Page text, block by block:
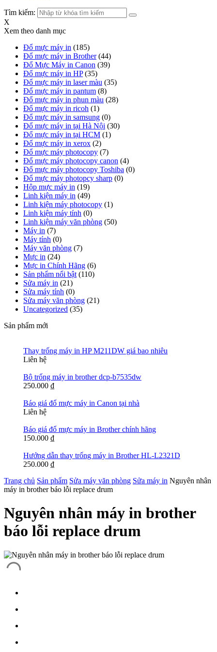
Tìm kiếm:
X
Xem theo danh mục
Đổ mực máy in (185)
Đổ mực máy in Brother (44)
Đổ Mực Máy in Canon (39)
Đổ mực máy in HP (35)
Đổ mực máy in laser màu (35)
Đổ mực máy in pantum (8)
Đổ mực máy in phun màu (28)
Đổ mực máy in ricoh (1)
Đổ mực máy in samsung (0)
Đổ mực máy in tại Hà Nội (30)
Đổ mực máy in tại HCM (1)
Đổ mực máy in xerox (2)
Đổ mực máy photocopy (7)
Đổ mực máy photocopy canon (4)
Đổ mực máy photocopy Toshiba (0)
Đổ mực máy photopcy sharp (0)
Hộp mực máy in (19)
Linh kiện máy in (49)
Linh kiện máy photocopy (1)
Linh kiện máy tính (0)
Linh kiện máy văn phòng (50)
Máy in (7)
Máy tính (0)
Máy văn phòng (7)
Mực in (24)
Mực in Chính Hãng (6)
Sản phẩm nổi bật (110)
Sửa máy in (21)
Sửa máy tính (0)
Sửa máy văn phòng (21)
Uncategorized (35)
Sản phẩm mới
Thay trống máy in HP M211DW giá bao nhiêu
Liên hệ
Bộ trống máy in brother dcp-b7535dw
250.000 ₫
Báo giá đổ mực máy in Canon tại nhà
Liên hệ
Báo giá đổ mực máy in Brother chính hãng
150.000 ₫
Hướng dẫn thay trống máy in Brother HL-L2321D
250.000 ₫
Trang chủ Sản phẩm Sửa máy văn phòng Sửa máy in Nguyên nhân
máy in brother báo lỗi replace drum
Nguyên nhân máy in brother
báo lỗi replace drum